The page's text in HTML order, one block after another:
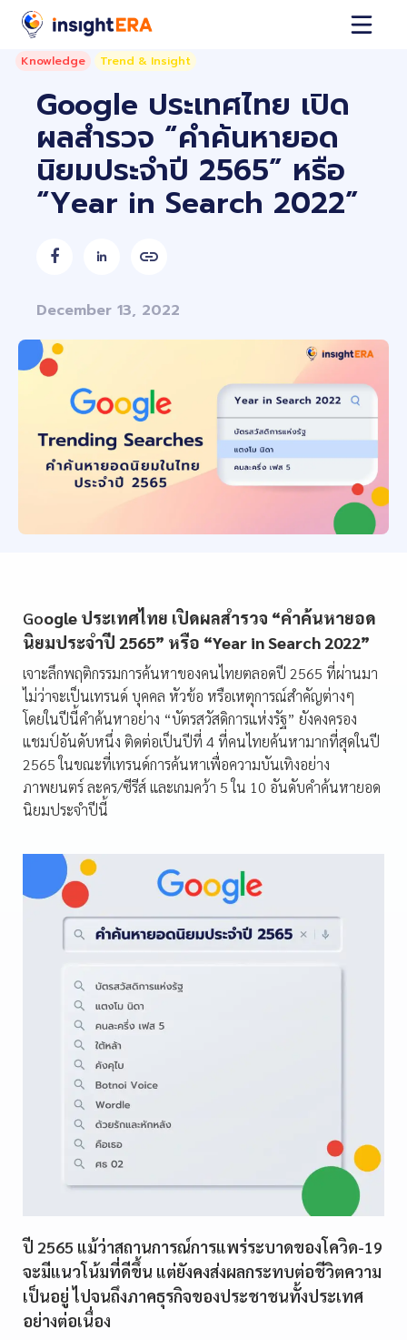
Knowledge Trend & Insight
Google ประเทศไทย เปิด
ผลสำรวจ “คำค้นหายอด
นิยมประจำปี 2565” หรือ
“Year in Search 2022”
 
December 13, 2022
Google ประเทศไทย เปิดผลสำรวจ “คำค้นหายอด
นิยมประจำปี 2565” หรือ “Year in Search 2022”
เจาะลึกพฤติกรรมการค้นหาของคนไทยตลอดปี 2565 ที่ผ่านมา
ไม่ว่าจะเป็นเทรนด์ บุคคล หัวข้อ หรือเหตุการณ์สำคัญต่างๆ
โดยในปีนี้คำค้นหาอย่าง “บัตรสวัสดิการแห่งรัฐ” ยังคงครอง
แชมป์อันดับหนึ่ง ติดต่อเป็นปีที่ 4 ที่คนไทยค้นหามากที่สุดในปี
2565ในขณะที่เทรนด์การค้นหาเพื่อความบันเทิงอย่าง
ภาพยนตร์ ละคร/ซีรีส์ และเกมคว้า 5 ใน 10 อันดับคำค้นหายอด
นิยมประจำปีนี้
ปี 2565 แม้ว่าสถานการณ์การแพร่ระบาดของโควิด-19
จะมีแนวโน้มที่ดีขึ้น แต่ยังคงส่งผลกระทบต่อชีวิตความ
เป็นอยู่ ไปจนถึงภาคธุรกิจของประชาชนทั้งประเทศ
อย่างต่อเนื่อง